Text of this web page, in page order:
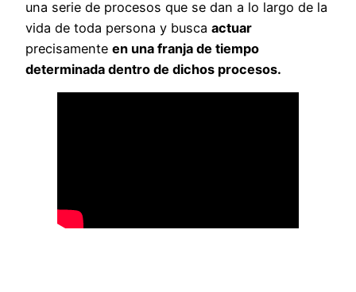
una serie de procesos que se dan a lo largo de la
vida de toda persona y busca actuar
precisamente en una franja de tiempo
determinada dentro de dichos procesos.